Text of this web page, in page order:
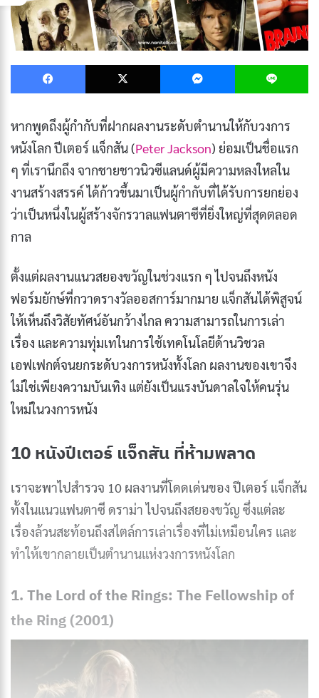
Facebook X Messenger
หากพูดถึงผู้กำกับที่ฝากผลงานระดับตำนานให้กับวงการ
หนังโลก ปีเตอร์ แจ็กสัน (Peter Jackson) ย่อมเป็นชื่อแรก
ๆ ที่เรานึกถึง จากชายชาวนิวซีแลนด์ผู้มีความหลงใหลใน
งานสร้างสรรค์ ได้ก้าวขึ้นมาเป็นผู้กำกับที่ได้รับการยกย่อง
ว่าเป็นหนึ่งในผู้สร้างจักรวาลแฟนตาซีที่ยิ่งใหญ่ที่สุดตลอด
กาล
ตั้งแต่ผลงานแนวสยองขวัญในช่วงแรก ๆ ไปจนถึงหนัง
ฟอร์มยักษ์ที่กวาดรางวัลออสการ์มากมาย แจ็กสันได้พิสูจน์
ให้เห็นถึงวิสัยทัศน์อันกว้างไกล ความสามารถในการเล่า
เรื่อง และความทุ่มเทในการใช้เทคโนโลยีด้านวิชวล
เอฟเฟกต์จนยกระดับวงการหนังทั้งโลก ผลงานของเขาจึง
ไม่ใช่เพียงความบันเทิง แต่ยังเป็นแรงบันดาลใจให้คนรุ่น
ใหม่ในวงการหนัง
10 หนังปีเตอร์ แจ็กสัน ที่ห้ามพลาด
เราจะพาไปสำรวจ 10 ผลงานที่โดดเด่นของ ปีเตอร์ แจ็กสัน
ทั้งในแนวแฟนตาซี ดราม่า ไปจนถึงสยองขวัญ ซึ่งแต่ละ
เรื่องล้วนสะท้อนถึงสไตล์การเล่าเรื่องที่ไม่เหมือนใคร และ
ทำให้เขากลายเป็นตำนานแห่งวงการหนังโลก
1. The Lord of the Rings: The Fellowship of
the Ring (2001)